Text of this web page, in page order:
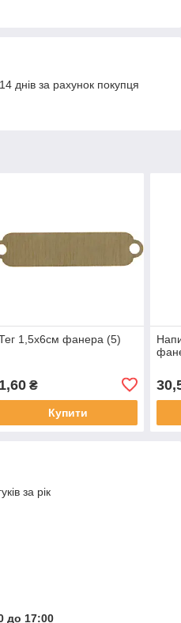
днів за рахунок покупця
1,5х6см фанера (5)
1,60₴
Купити
за рік
до 17:00